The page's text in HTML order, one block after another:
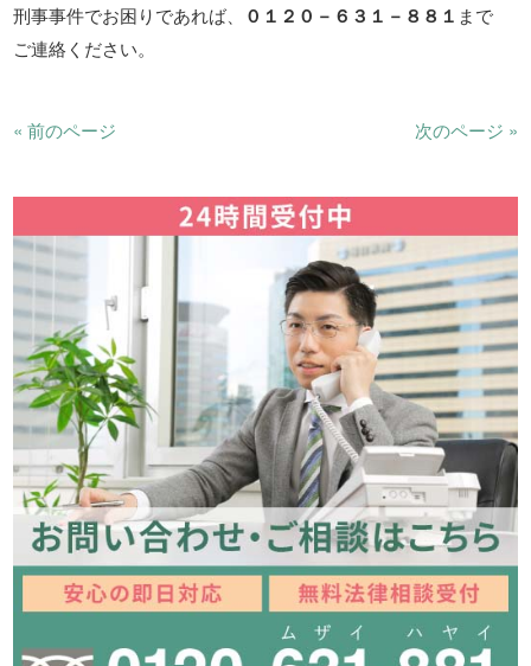
刑事事件でお困りであれば、
０１２０－６３１－８８１ まで
ご連絡ください。
« 前のページ 次のページ »